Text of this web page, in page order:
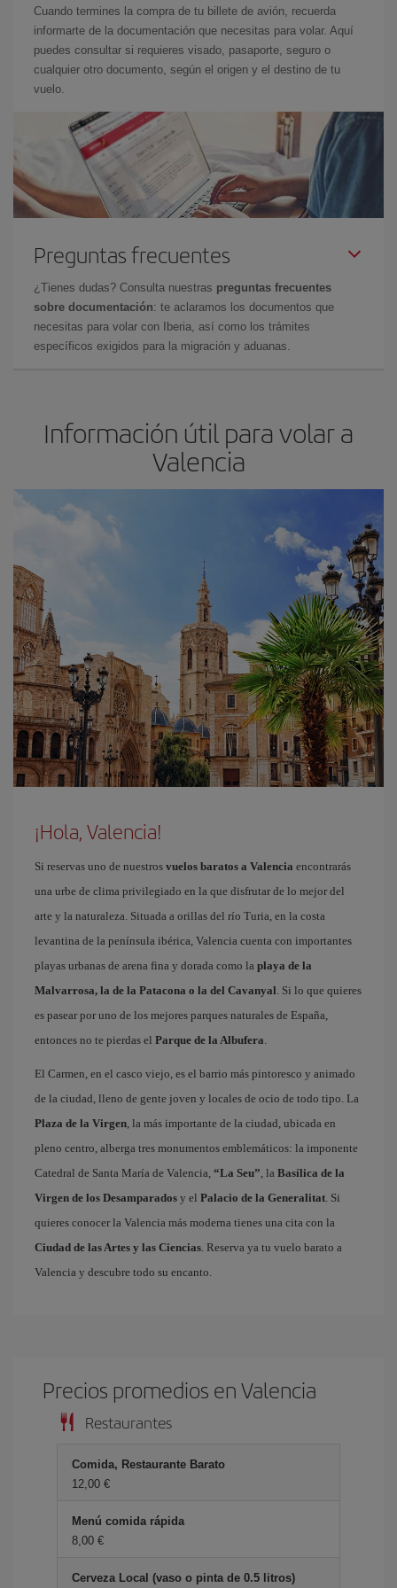
Cuando termines la compra de tu billete de avión, recuerda
informarte de la documentación que necesitas para volar. Aquí
puedes consultar si requieres visado, pasaporte, seguro o
cualquier otro documento, según el origen y el destino de tu
vuelo.
Preguntas frecuentes
¿Tienes dudas? Consulta nuestras preguntas frecuentes
sobre documentación: te aclaramos los documentos que
necesitas para volar con Iberia, así como los trámites
específicos exigidos para la migración y aduanas.
Información útil para volar a
Valencia
¡Hola, Valencia!
Si reservas uno de nuestros vuelos baratos a Valencia encontrarás
una urbe de clima privilegiado en la que disfrutar de lo mejor del
arte y la naturaleza. Situada a orillas del río Turia, en la costa
levantina de la península ibérica, Valencia cuenta con importantes
playas urbanas de arena fina y dorada como la playa de la
Malvarrosa, la de la Patacona o la del Cavanyal. Si lo que quieres
es pasear por uno de los mejores parques naturales de España,
entonces no te pierdas el Parque de la Albufera.
El Carmen, en el casco viejo, es el barrio más pintoresco y animado
de la ciudad, lleno de gente joven y locales de ocio de todo tipo. La
Plaza de la Virgen, la más importante de la ciudad, ubicada en
pleno centro, alberga tres monumentos emblemáticos: la imponente
Catedral de Santa María de Valencia, “La Seu”, la Basílica de la
Virgen de los Desamparados y el Palacio de la Generalitat. Si
quieres conocer la Valencia más moderna tienes una cita con la
Ciudad de las Artes y las Ciencias. Reserva ya tu vuelo barato a
Valencia y descubre todo su encanto.
Precios promedios en Valencia
Restaurantes
Comida, Restaurante Barato
12,00 €
Menú comida rápida
8,00 €
Cerveza Local (vaso o pinta de 0.5 litros)